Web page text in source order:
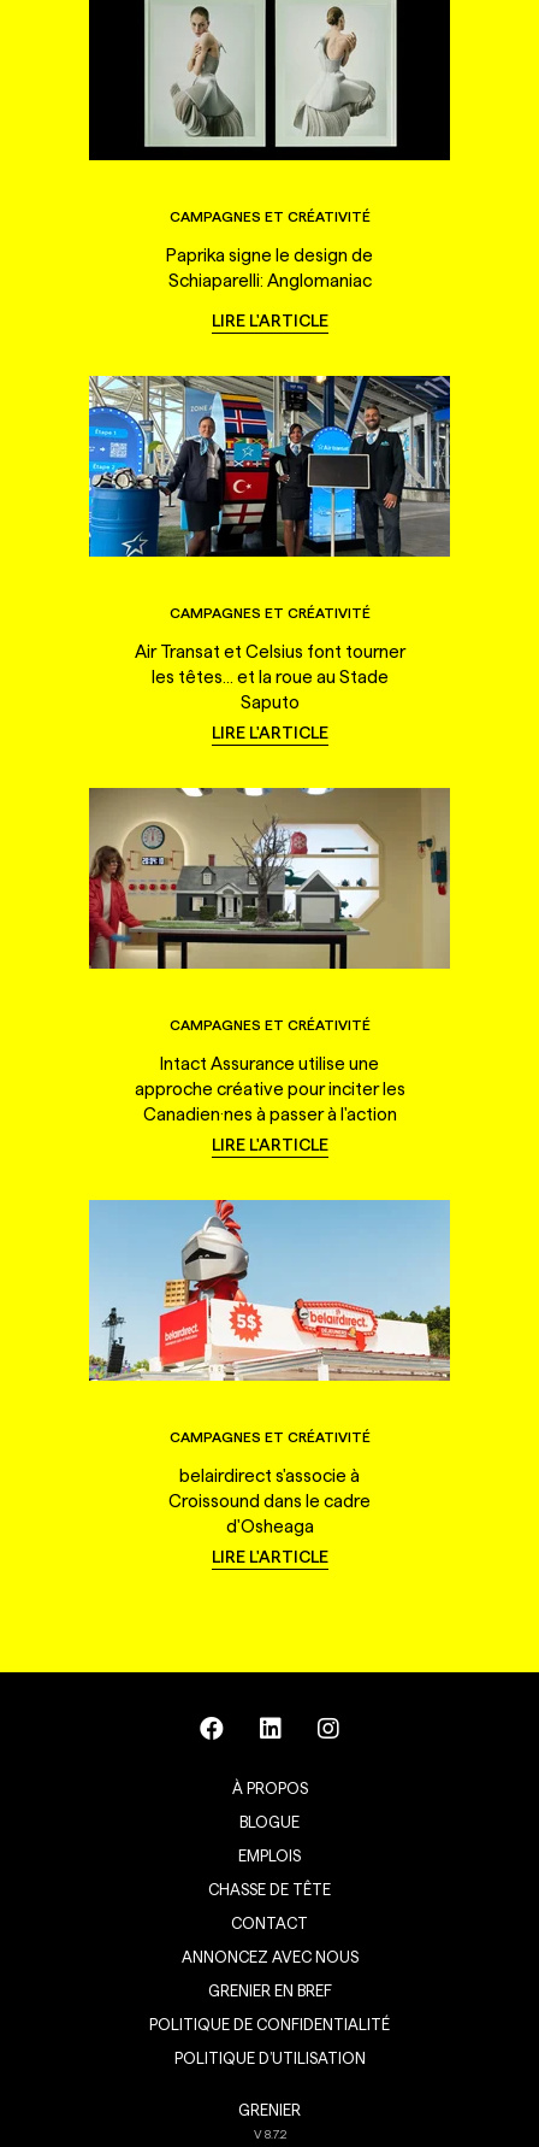
CAMPAGNES ET CRÉATIVITÉ
Paprika signe le design de
Schiaparelli: Anglomaniac
LIRE L'ARTICLE
CAMPAGNES ET CRÉATIVITÉ
Air Transat et Celsius font tourner
les têtes... et la roue au Stade
Saputo
LIRE L'ARTICLE
CAMPAGNES ET CRÉATIVITÉ
Intact Assurance utilise une
approche créative pour inciter les
Canadien·nes à passer à l'action
LIRE L'ARTICLE
CAMPAGNES ET CRÉATIVITÉ
belairdirect s'associe à
Croissound dans le cadre
d'Osheaga
LIRE L'ARTICLE
À PROPOS
BLOGUE
EMPLOIS
CHASSE DE TÊTE
CONTACT
ANNONCEZ AVEC NOUS
GRENIER EN BREF
POLITIQUE DE CONFIDENTIALITÉ
POLITIQUE D’UTILISATION
GRENIER
V8.7.2